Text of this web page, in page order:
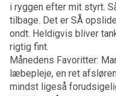
i ryggen efter mit styrt.
tilbage. Det er SÅ
ondt. Heldigvis bliver
rigtig fint.
Månedens Favoritter:
læbepleje, en ret
mindst ligeså